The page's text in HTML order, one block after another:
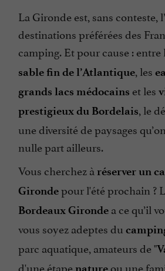
La Gironde est, sans conteste,
destinations préférées des
camping. Et pour cause : entre
sable fin de l’Atlantique, les
grands lacs médocains et les
prestigieux du Bordelais, le
une diversité de paysages
nulle part ailleurs.
Vous cherchez à réserver un
Girondepour l'été prochain ?
Bordeaux Gironde a ce qu’il
vous soyez adeptes du
parc aquatique, amateurs de "
d'une étape
ou une